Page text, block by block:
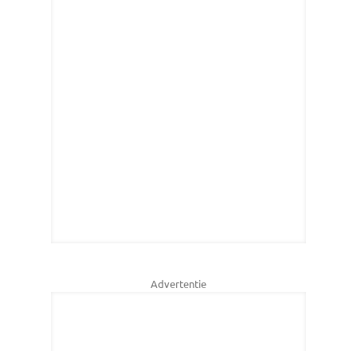
Advertentie